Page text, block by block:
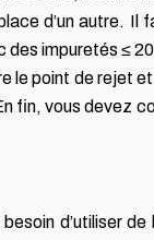
d’un autre.
impuretés ≤
le point de rejet
fin, vous devez
d’utiliser de